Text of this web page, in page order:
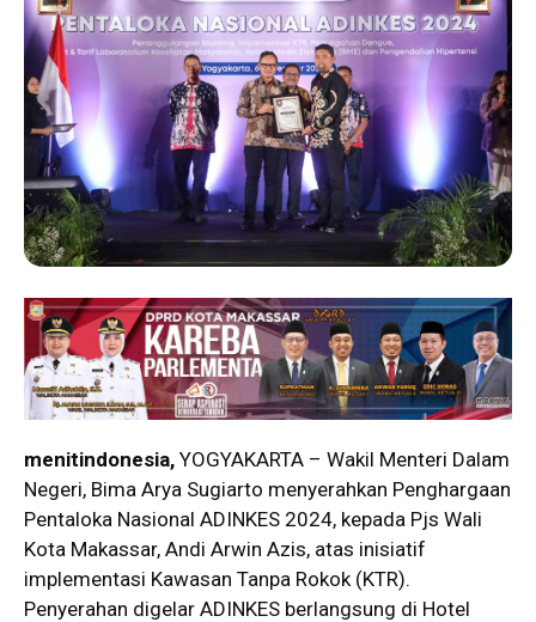
menitindonesia, YOGYAKARTA – Wakil Menteri Dalam
Negeri, Bima Arya Sugiarto menyerahkan Penghargaan
Pentaloka Nasional ADINKES 2024, kepada Pjs Wali
Kota Makassar, Andi Arwin Azis, atas inisiatif
implementasi Kawasan Tanpa Rokok (KTR).
Penyerahan digelar ADINKES berlangsung di Hotel